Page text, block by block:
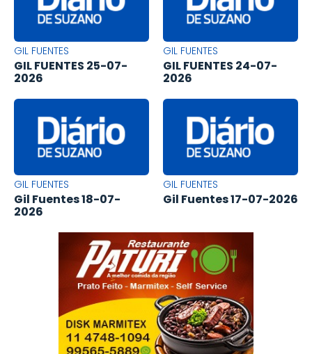
GIL FUENTES
GIL FUENTES 25-07-
2026
GIL FUENTES
GIL FUENTES 24-07-
2026
GIL FUENTES
Gil Fuentes 18-07-
2026
GIL FUENTES
Gil Fuentes 17-07-2026